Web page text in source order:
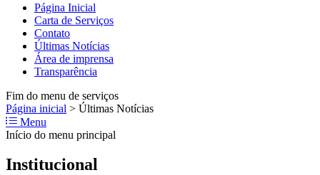
Página Inicial
Carta de Serviços
Contato
Últimas Notícias
Área de imprensa
Transparência
Fim do menu de serviços
Página inicial > Últimas Notícias
Menu
Início do menu principal
Institucional